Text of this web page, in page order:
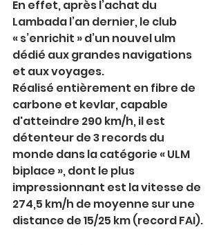
En effet, après l’achat du
Lambada l’an dernier, le club
« s’enrichit » d’un nouvel ulm
dédié aux grandes navigations
et aux voyages.
Réalisé entièrement en fibre de
carbone et kevlar, capable
d'atteindre 290 km/h, il est
détenteur de 3 records du
monde dans la catégorie « ULM
biplace », dont le plus
impressionnant est la vitesse de
274,5 km/h de moyenne sur une
distance de 15/25 km (record FAI).